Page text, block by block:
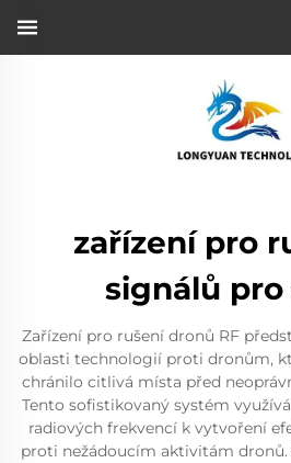
zařízení pro
signálů
Zařízení pro rušení dronů RF
oblasti technologií proti dronům,
chránilo citlivá místa před
Tento sofistikovaný systém
radiových frekvencí k vytvoření
proti nežádoucím aktivitám dronů.